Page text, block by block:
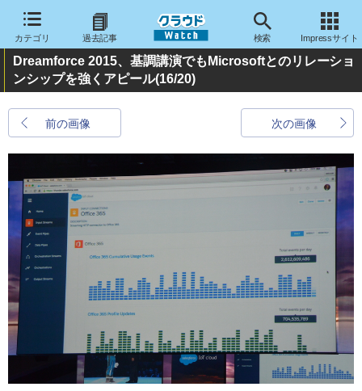
カテゴリ 過去記事 検索 Impressサイト
Dreamforce 2015、基調講演でもMicrosoftとのリレーショ
ンシップを強くアピール(16/20)
前の画像 次の画像